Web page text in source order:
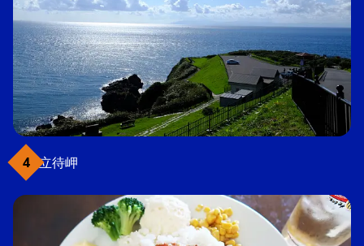
立待岬